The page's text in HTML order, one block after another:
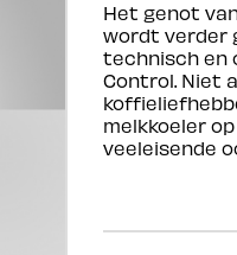
Het genot
wordt verder
technisch en
Control. Niet
melkkoeler
veeleisende